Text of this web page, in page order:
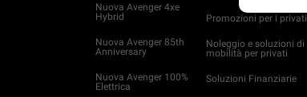
Nuova Avenger 4xe
Hybrid
Nuova Avenger 85th
Anniversary
Nuova Avenger 100%
Elettrica
Promozioni per i privati
Noleggio e soluzioni di
mobilità per privati
Soluzioni Finanziarie